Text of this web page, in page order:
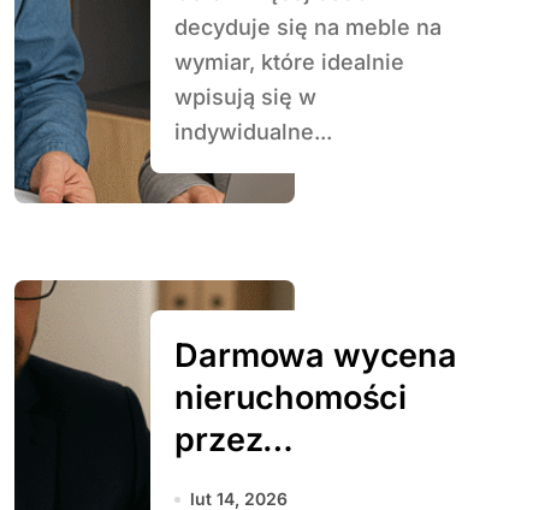
decyduje się na meble na
wymiar, które idealnie
wpisują się w
indywidualne...
Darmowa wycena
nieruchomości
przez
rzeczoznawcę –
lut 14, 2026